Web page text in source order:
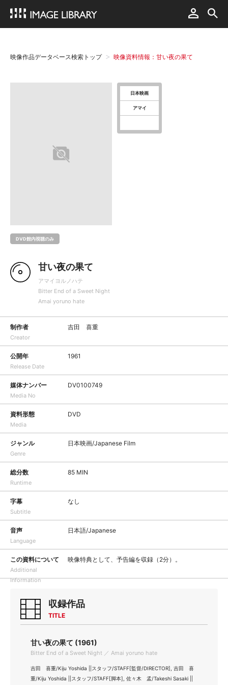
映像作品データベース検索トップ 映像資料情報：甘い夜の果て
DVD館内視聴のみ
日本映画
アマイ
甘い夜の果て
アマイヨルノハテ
Bitter End of a Sweet Night
Amai yoruno hate
制作者
Creator
吉田 喜重
公開年
Release Date
1961
媒体ナンバー
Media No
DV0100749
資料形態
Media
DVD
ジャンル
Genre
日本映画/Japanese Film
総分数
Runtime
85 MIN
字幕
Subtitle
なし
音声
Language
日本語/Japanese
この資料について
Additional
Information
映像特典として、予告編を収録（2分）。
収録作品
TITLE
甘い夜の果て (1961)
Bitter End of a Sweet Night ／ Amai yoruno hate
吉田 喜重/Kiju Yoshida ||スタッフ/STAFF[監督/DIRECTOR], 吉田 喜
重/Kiju Yoshida ||スタッフ/STAFF[脚本], 佐々木 孟/Takeshi Sasaki ||